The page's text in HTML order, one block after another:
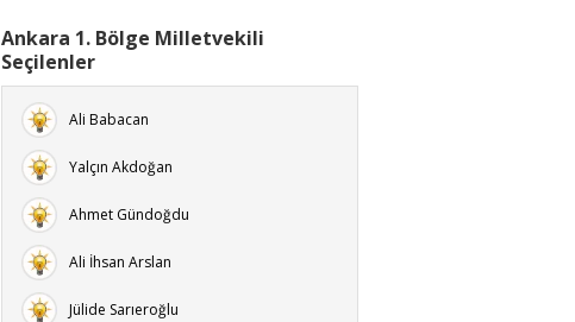
Ankara 1. Bölge Milletvekili
Seçilenler
Ali Babacan
Yalçın Akdoğan
Ahmet Gündoğdu
Ali İhsan Arslan
Jülide Sarıeroğlu